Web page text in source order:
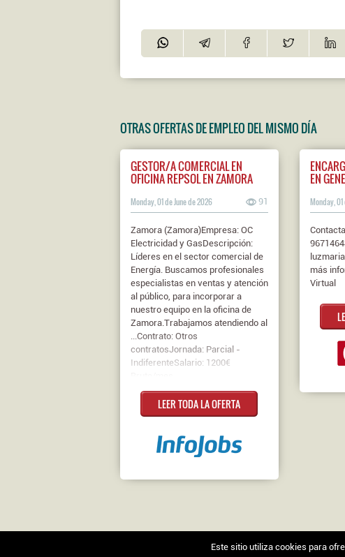
OTRAS OFERTAS DE EMPLEO DEL MISMO DÍA
GESTOR/A COMERCIAL EN
OFICINA REPSOL EN ZAMORA
Monday, 01 de June de 2026 91
Zamora (Zamora)Empresa: OC
Electricidad y GasDescripción:
Líderes en el sector comercial de
Energía. Buscamos profesionales
especialistas en ventas y atención
al público, para incorporar a
nuestro equipo en la oficina de
Zamora.Trabajamos atendiendo al
...Contrato: Otros
contratosJornada: Parcial -
IndiferenteSalario: 1200€
LEER TODA LA OFERTA
EN
Monday,
más
Virtual
Este sitio utiliza cookies para